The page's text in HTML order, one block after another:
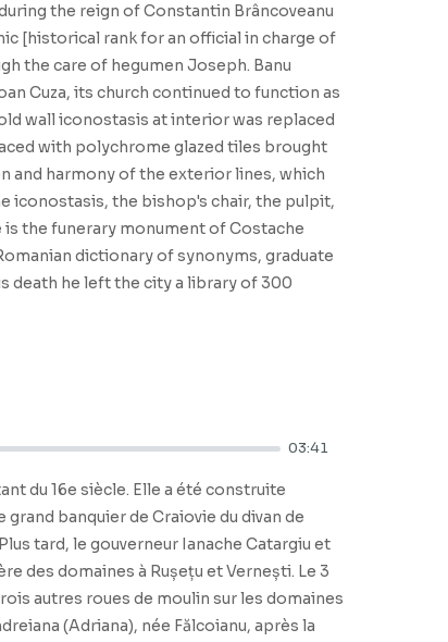
the reign of Constantin Brâncoveanu
[historical rank for an official in charge of
the care of hegumen Joseph. Banu
Cuza, its church continued to function as
wall iconostasis at interior was replaced
with polychrome glazed tiles brought
and harmony of the exterior lines, which
iconostasis, the bishop's chair, the pulpit,
the funerary monument of Costache
dictionary of synonyms, graduate
death he left the city a library of 300
03:41
du 16e siècle. Elle a été construite
banquier de Craiovie du divan de
tard, le gouverneur Ianache Catargiu et
des domaines à Rușețu et Vernești. Le 3
autres roues de moulin sur les domaines
(Adriana), née Fălcoianu, après la